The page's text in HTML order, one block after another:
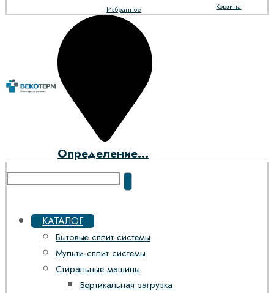
Корзина
Избранное
Определение...
КАТАЛОГ
Бытовые сплит-системы
Мульти-сплит системы
Стиральные машины
Вертикальная загрузка